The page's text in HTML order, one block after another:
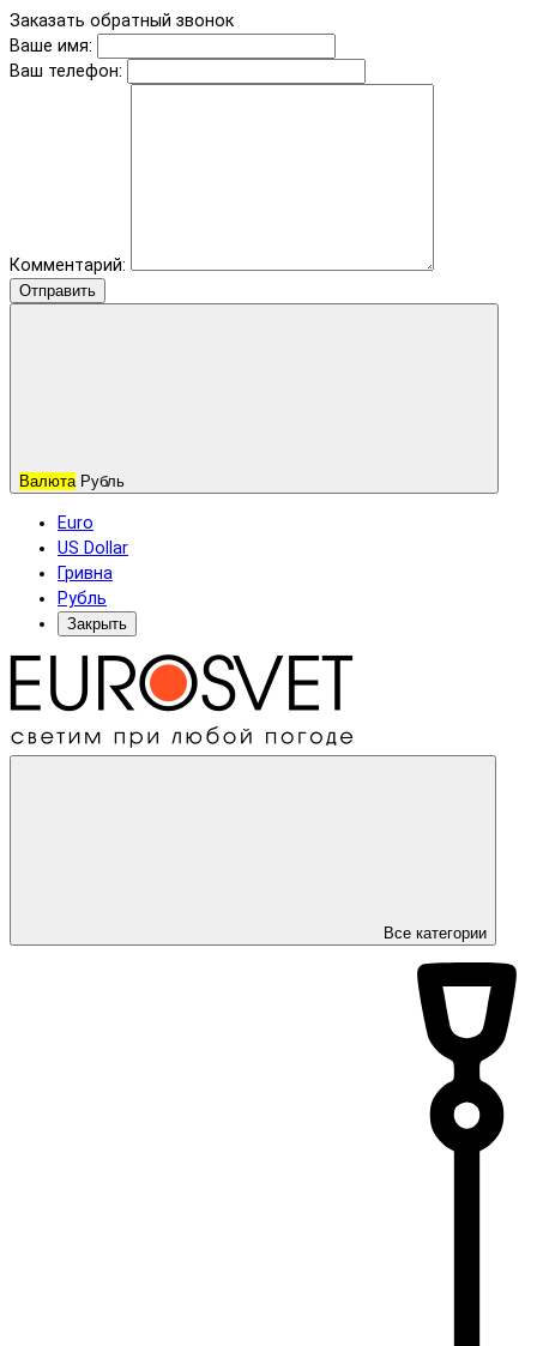
Заказать обратный звонок
Ваше имя:
Ваш телефон:
Комментарий:
Отправить
Валюта Рубль
Euro
US Dollar
Гривна
Рубль
Закрыть
Все категории